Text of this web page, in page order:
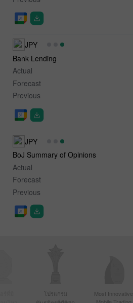
JPY
Bank Lending
Actual
Forecast
Previous
JPY
BoJ Summary of Opinions
Actual
Forecast
Previous
โปรแกรม
Most Innovative